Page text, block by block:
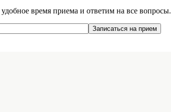
удобное время приема и ответим на все вопросы.